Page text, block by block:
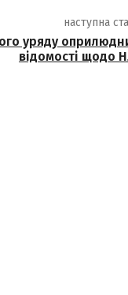
наступна
уряду
відомості щодо